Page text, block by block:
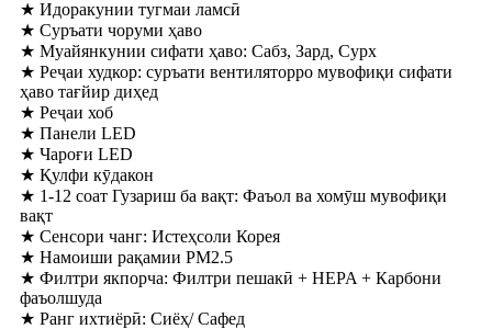
★ Идоракунии тугмаи ламсӣ
★ Суръати чоруми ҳаво
★ Муайянкунии сифати ҳаво: Сабз, Зард, Сурх
★ Реҷаи худкор: суръати вентиляторро мувофиқи сифати
ҳаво тағйир диҳед
★ Реҷаи хоб
★ Панели LED
★ Чароғи LED
★ Қулфи кӯдакон
★ 1-12 соат Гузариш ба вақт: Фаъол ва хомӯш мувофиқи
вақт
★ Сенсори чанг: Истеҳсоли Корея
★ Намоиши рақамии PM2.5
★ Филтри якпорча: Филтри пешакӣ + HEPA + Карбони
фаъолшуда
★ Ранг ихтиёрӣ: Сиёҳ/ Сафед